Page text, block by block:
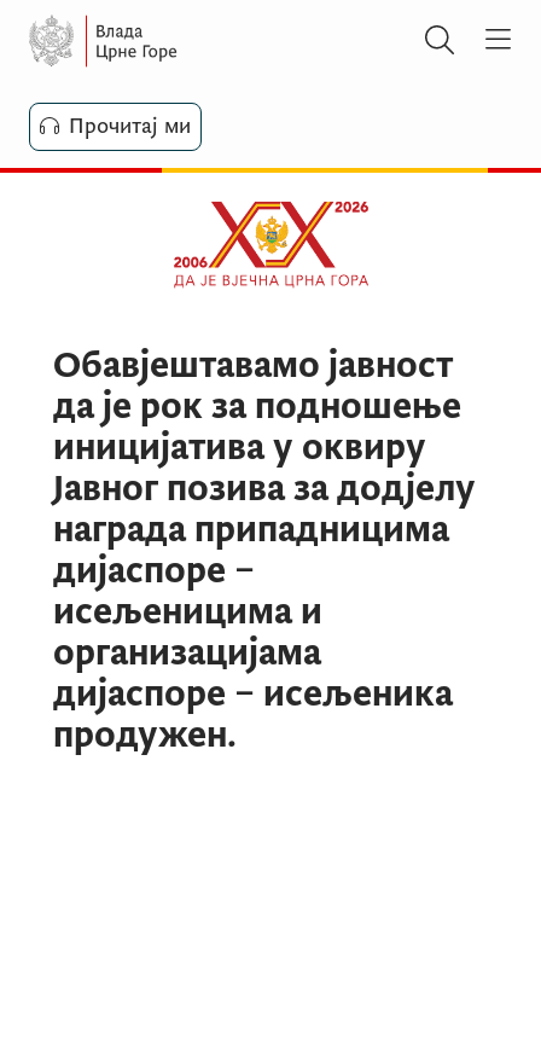
Прочитај ми
Обавјештавамо јавност
да је рок за подношење
иницијатива у оквиру
Јавног позива за додјелу
награда припадницима
дијаспоре –
исељеницима и
организацијама
дијаспоре – исељеника
продужен.